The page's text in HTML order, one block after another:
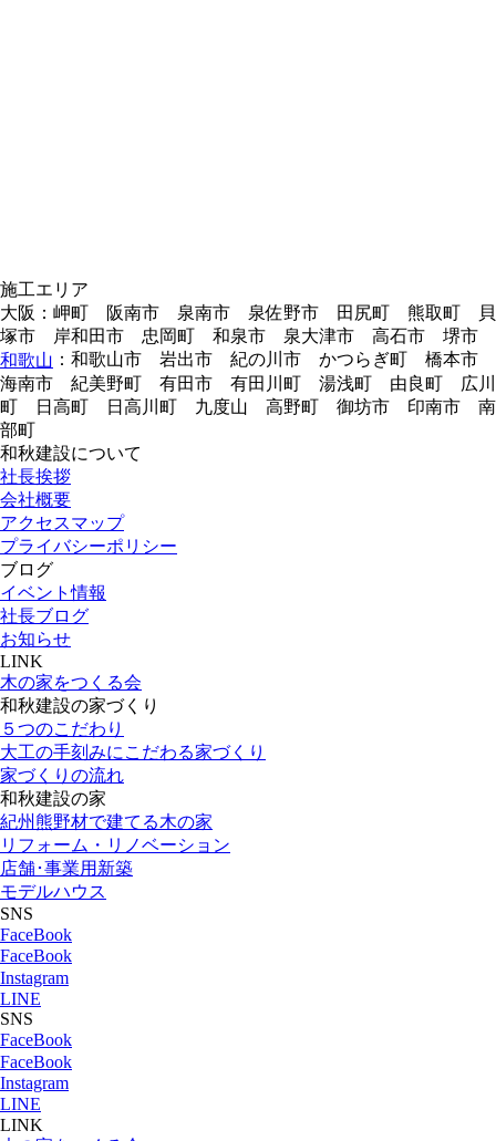
施工エリア
大阪：岬町 阪南市 泉南市 泉佐野市 田尻町 熊取町 貝
塚市 岸和田市 忠岡町 和泉市 泉大津市 高石市 堺市
和歌山 ：和歌山市 岩出市 紀の川市 かつらぎ町 橋本市
海南市 紀美野町 有田市 有田川町 湯浅町 由良町 広川
町 日高町 日高川町 九度山 高野町 御坊市 印南市 南
部町
和秋建設について
社長挨拶
会社概要
アクセスマップ
プライバシーポリシー
ブログ
イベント情報
社長ブログ
お知らせ
LINK
木の家をつくる会
和秋建設の家づくり
５つのこだわり
大工の手刻みにこだわる家づくり
家づくりの流れ
和秋建設の家
紀州熊野材で建てる木の家
リフォーム・リノベーション
店舗･事業用新築
モデルハウス
SNS
FaceBook
FaceBook
Instagram
LINE
SNS
FaceBook
FaceBook
Instagram
LINE
LINK